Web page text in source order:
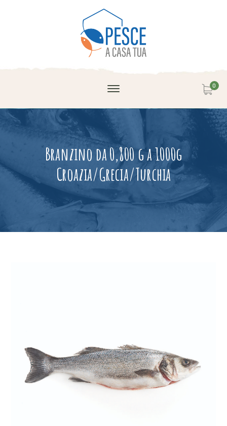
0
Branzino da 0,800 g a 1000g
Croazia/Grecia/Turchia